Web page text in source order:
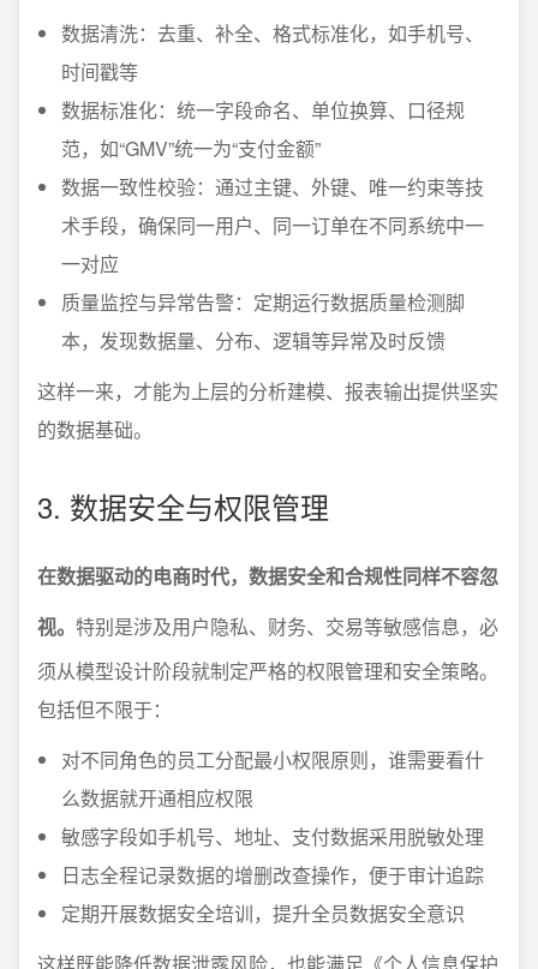
数据清洗：去重、补全、格式标准化，如手机号、
时间戳等
数据标准化：统一字段命名、单位换算、口径规
范，如“GMV”统一为“支付金额”
数据一致性校验：通过主键、外键、唯一约束等技
术手段，确保同一用户、同一订单在不同系统中一
一对应
质量监控与异常告警：定期运行数据质量检测脚
本，发现数据量、分布、逻辑等异常及时反馈
这样一来，才能为上层的分析建模、报表输出提供坚实
的数据基础。
3. 数据安全与权限管理
在数据驱动的电商时代，数据安全和合规性同样不容忽
视。 特别是涉及用户隐私、财务、交易等敏感信息，必
须从模型设计阶段就制定严格的权限管理和安全策略。
包括但不限于：
对不同角色的员工分配最小权限原则，谁需要看什
么数据就开通相应权限
敏感字段如手机号、地址、支付数据采用脱敏处理
日志全程记录数据的增删改查操作，便于审计追踪
定期开展数据安全培训，提升全员数据安全意识